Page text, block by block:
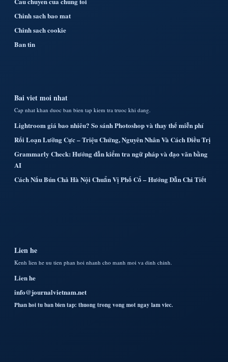
Chinh sach bao mat
Chinh sach cookie
Ban tin
Bai viet moi nhat
Cap nhat khan duoc ban bien tap kiem tra truoc khi dang.
Lightroom giá bao nhiêu? So sánh Photoshop và thay thế miễn phí
Rối Loạn Lưỡng Cực – Triệu Chứng, Nguyên Nhân Và Cách Điều Trị
Grammarly Check: Hướng dẫn kiểm tra ngữ pháp và đạo văn bằng
AI
Cách Nấu Bún Chả Hà Nội Chuẩn Vị Phố Cổ – Hướng Dẫn Chi Tiết
Lien he
Kenh lien he uu tien phan hoi nhanh cho manh moi va dinh chinh.
Lien he
info@journalvietnam.net
Phan hoi tu ban bien tap: thuong trong vong mot ngay lam viec.